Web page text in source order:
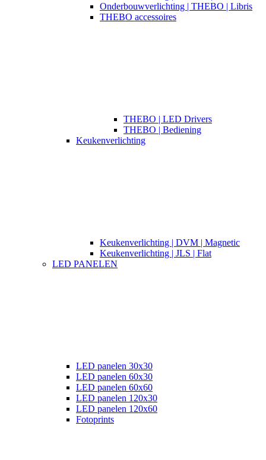
Onderbouwverlichting | THEBO | Libris
THEBO accessoires
THEBO | LED Drivers
THEBO | Bediening
Keukenverlichting
Keukenverlichting | DVM | Magnetic
Keukenverlichting | JLS | Flat
LED PANELEN
LED panelen 30x30
LED panelen 60x30
LED panelen 60x60
LED panelen 120x30
LED panelen 120x60
Fotoprints